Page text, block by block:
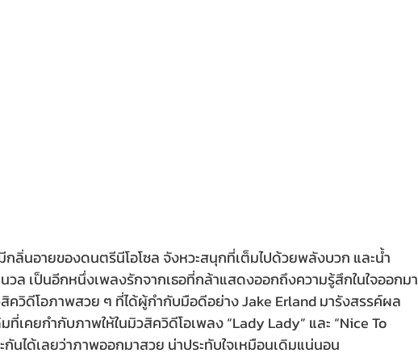
กลิ่นอายของดนตรีนีโอโซล จังหวะสนุกที่เต็มไปด้วยพลังบวก และน้ำ
วล เป็นอีกหนึ่งเพลงรักจากเธอที่กล้าแสดงออกถึงความรู้สึกในใจออกมา
ควิดีโอภาพสวย ๆ ที่ได้ผู้กำกับมือดีอย่าง Jake Erland มารังสรรค์ผล
เคยกำกับภาพให้ในมิวสิควิดีโอเพลง “Lady Lady” และ “Nice To
กันได้เลยว่าภาพออกมาสวย น่าประทับใจเหมือนเดิมแน่นอน